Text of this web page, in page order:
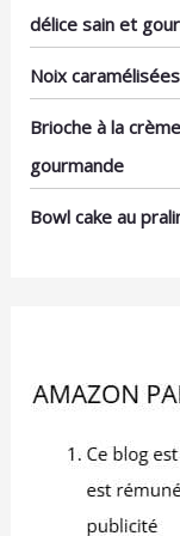
délice sain et
Noix
Brioche à la
gourmande
Bowl cake au